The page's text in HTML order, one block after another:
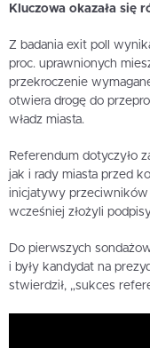
Kluczowa okazała się
Z badania exit poll
proc. uprawnionych
przekroczenie
otwiera drogę do
władz miasta.
Referendum dotyczyło
jak i rady miasta przed
inicjatywy przeciwników
wcześniej złożyli
Do pierwszych
i były kandydat na
stwierdził, „sukces